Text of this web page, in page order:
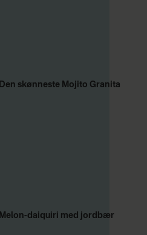
Den skønneste Mojito Granita
Melon-daiquiri med jordbær